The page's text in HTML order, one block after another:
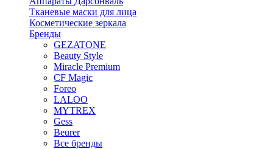
Тканевые маски для лица
Косметические зеркала
Бренды
GEZATONE
Beauty Style
Miracle Premium
CF Magic
Foreo
LALOO
MYTREX
Gess
Beurer
Все бренды